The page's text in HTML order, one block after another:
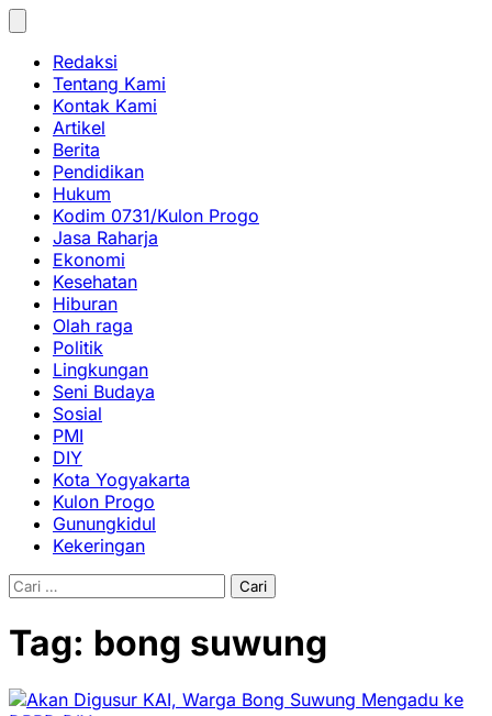
Skip
contentRedaksi
Tentang Kami
Kontak Kami
Artikel
Berita
Pendidikan
Hukum
Kodim 0731/Kulon Progo
Jasa Raharja
Ekonomi
Kesehatan
Hiburan
Olah raga
Politik
Lingkungan
Seni Budaya
Sosial
PMI
DIY
Kota Yogyakarta
Kulon Progo
Gunungkidul
Kekeringan
Cari
Tag: bong suwung